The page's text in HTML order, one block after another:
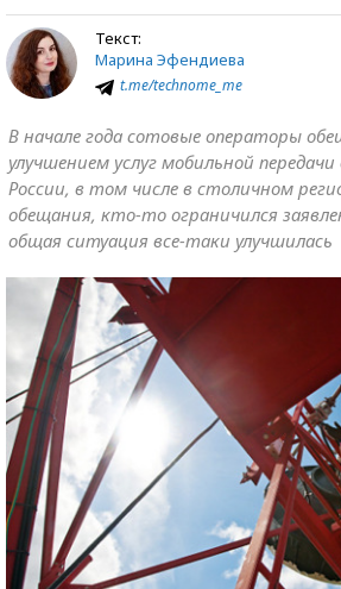
Текст:
Марина Эфендиева
t.me/technome_me
В начале года сотовые операторы
улучшением услуг мобильной
России, в том числе в столичном
обещания, кто-то ограничился
общая ситуация все-таки улучшилась